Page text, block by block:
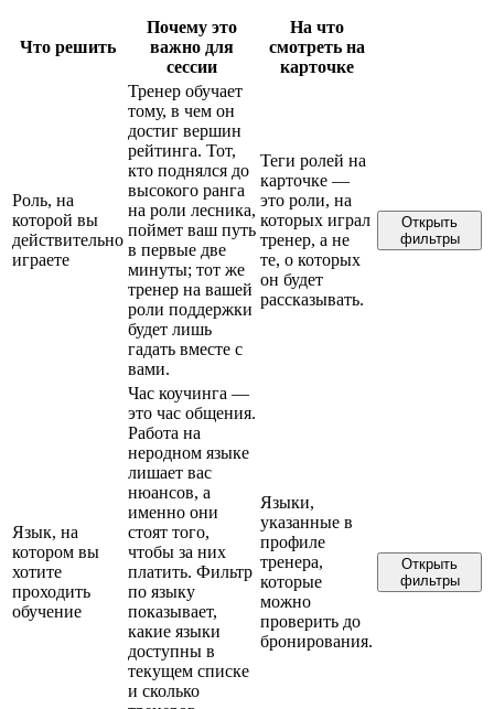
Что решить
Почему это
важно для
сессии
На что
смотреть на
карточке
Роль, на
которой вы
действительно
играете
Тренер обучает
тому, в чем он
достиг вершин
рейтинга. Тот,
кто поднялся до
высокого ранга
на роли лесника,
поймет ваш путь
в первые две
минуты; тот же
тренер на вашей
роли поддержки
будет лишь
гадать вместе с
вами.
Теги ролей на
карточке —
это роли, на
которых играл
тренер, а не
те, о которых
он будет
рассказывать.
Открыть
фильтры
Язык, на
котором вы
хотите
проходить
обучение
Час коучинга —
это час общения.
Работа на
неродном языке
лишает вас
нюансов, а
именно они
стоят того,
чтобы за них
платить. Фильтр
по языку
показывает,
какие языки
доступны в
текущем списке
и сколько
Языки,
указанные в
профиле
тренера,
которые
можно
проверить до
бронирования.
Открыть
фильтры